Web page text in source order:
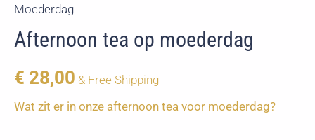
Moederdag
Afternoon tea op moederdag
€ 28,00 & Free Shipping
Wat zit er in onze afternoon tea voor moederdag?